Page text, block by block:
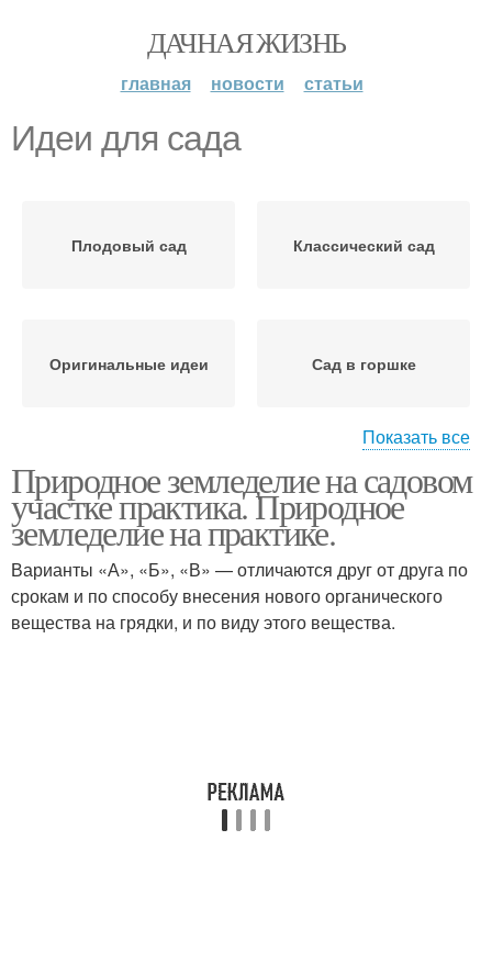
ДАЧНАЯ ЖИЗНЬ
главная новости статьи
Идеи для сада
Плодовый сад Классический сад
Оригинальные идеи Сад в горшке
Скамейки для сада Беседки в саду
Вазоны для красивого
сада
Показать все
Природное земледелие на садовом
участке практика. Природное
земледелие на практике.
Варианты «А», «Б», «В» — отличаются друг от друга по
срокам и по способу внесения нового органического
вещества на грядки, и по виду этого вещества.